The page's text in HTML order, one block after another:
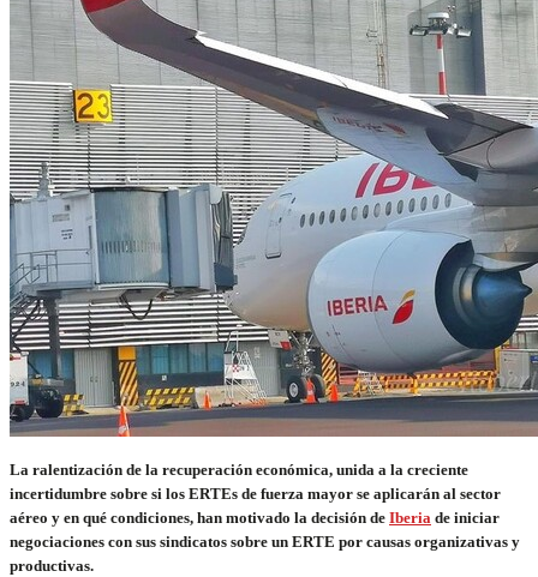
La ralentización de la recuperación económica, unida a la creciente
incertidumbre sobre si los ERTEs de fuerza mayor se aplicarán al sector
aéreo y en qué condiciones, han motivado la decisión de Iberia de iniciar
negociaciones con sus sindicatos sobre un ERTE por causas organizativas y
productivas.